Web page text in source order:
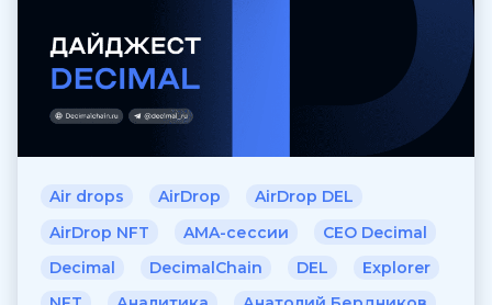
Air drops AirDrop
AirDrop DEL
AirDrop NFT
AMA-сессии
CEO Decimal
Decimal
DecimalChain DEL
Explorer